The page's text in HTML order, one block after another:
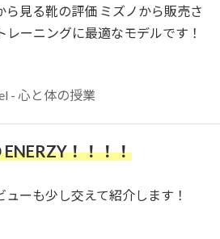
ら見る靴の評価 ミズノから販売さ
レーニングに最適なモデルです！
- 心と体の授業
！！！！
ーも少し交えて紹介します！